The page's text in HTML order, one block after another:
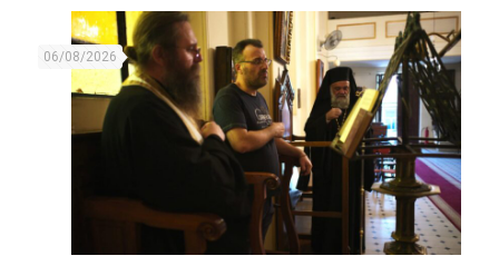
06/08/2026